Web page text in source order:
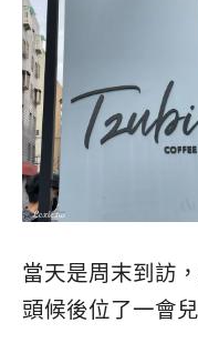
當天是周末到訪
頭候後位了一會